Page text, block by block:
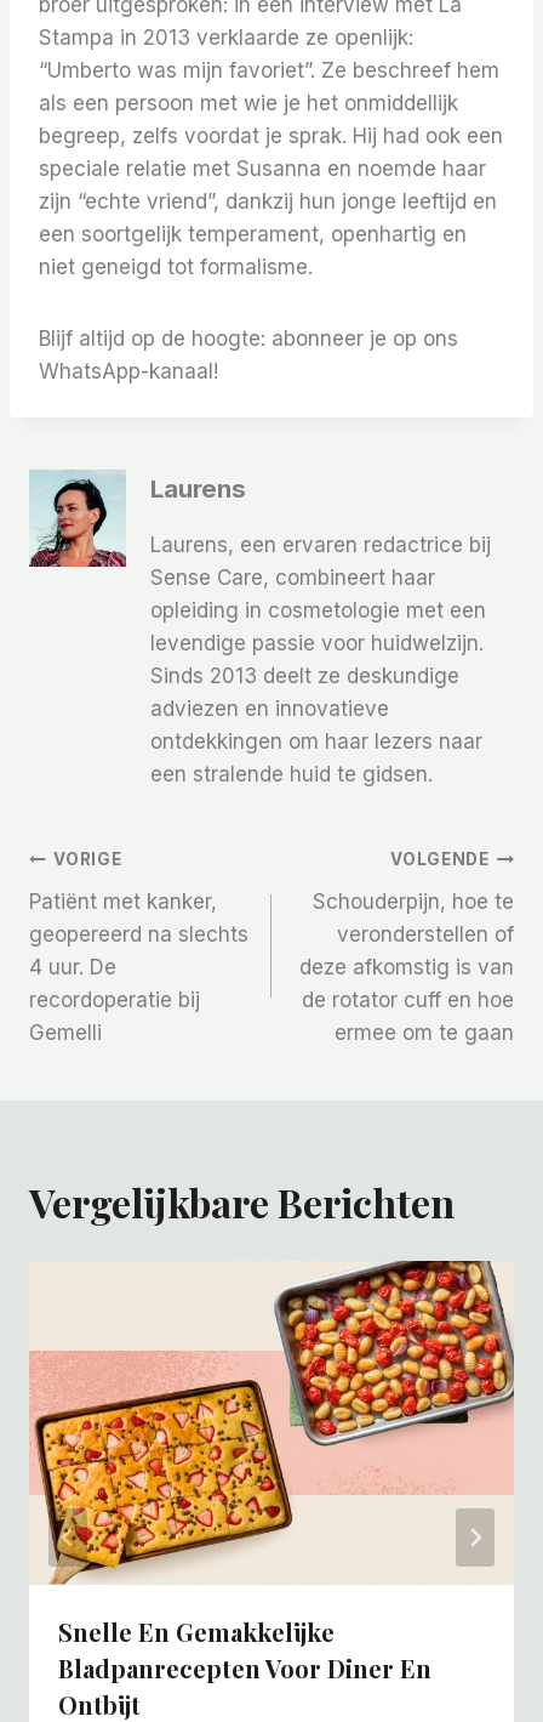
broer uitgesproken: in een interview met La
Stampa in 2013 verklaarde ze openlijk:
“Umberto was mijn favoriet”. Ze beschreef hem
als een persoon met wie je het onmiddellijk
begreep, zelfs voordat je sprak. Hij had ook een
speciale relatie met Susanna en noemde haar
zijn “echte vriend”, dankzij hun jonge leeftijd en
een soortgelijk temperament, openhartig en
niet geneigd tot formalisme.
Blijf altijd op de hoogte: abonneer je op ons
WhatsApp-kanaal!
Laurens
Laurens, een ervaren redactrice bij
Sense Care, combineert haar
opleiding in cosmetologie met een
levendige passie voor huidwelzijn.
Sinds 2013 deelt ze deskundige
adviezen en innovatieve
ontdekkingen om haar lezers naar
een stralende huid te gidsen.
Bericht
Navigatie
VORIGE
Patiënt met kanker,
geopereerd na slechts
4 uur. De
recordoperatie bij
Gemelli
VOLGENDE
Schouderpijn, hoe te
veronderstellen of
deze afkomstig is van
de rotator cuff en hoe
ermee om te gaan
Vergelijkbare Berichten
Snelle En Gemakkelijke
Bladpanrecepten Voor Diner En
Ontbijt